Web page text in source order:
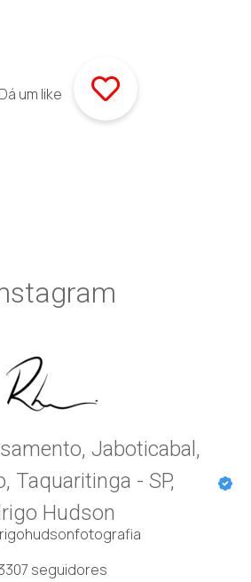
um like
Jaboticabal,
Taquaritinga - SP,
Hudson
seguidores